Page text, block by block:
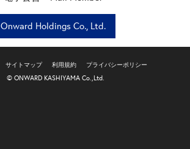
Onward Holdings Co., Ltd.
サイトマップ 利用規約 プライバシーポリシー
© ONWARD KASHIYAMA Co.,Ltd.